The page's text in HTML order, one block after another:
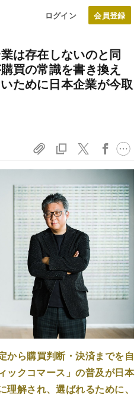
ログイン
は存在しないのと同
買の常識を書き換え
ために日本企業が今取
から購買判断・決済までを自
ックコマース」の普及が日本
解され、選ばれるために、